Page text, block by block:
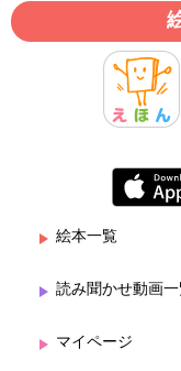
絵本一覧
読み聞かせ動画
マイページ